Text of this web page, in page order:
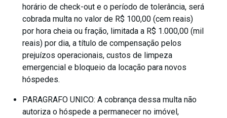
horário de check-out e o período de tolerância, será
cobrada multa no valor de R$ 100,00 (cem reais)
por hora cheia ou fração, limitada a R$ 1.000,00 (mil
reais) por dia, a título de compensação pelos
prejuízos operacionais, custos de limpeza
emergencial e bloqueio da locação para novos
hóspedes.
PARAGRAFO UNICO: A cobrança dessa multa não
autoriza o hóspede a permanecer no imóvel,